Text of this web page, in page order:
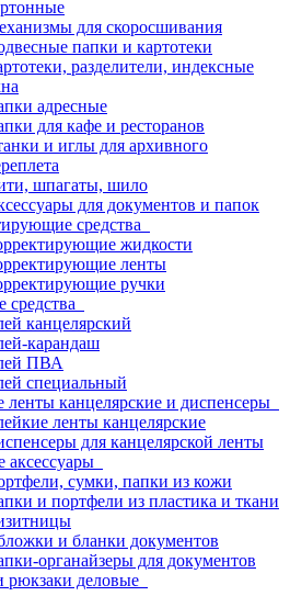
для скоросшивания
папки и картотеки
разделители, индексные
адресные
для кафе и ресторанов
и иглы для архивного
шпагаты, шило
для документов и папок
средства
жидкости
ленты
ручки
средства
канцелярский
карандаш
ПВА
специальный
ленты канцелярские и диспенсеры
ленты канцелярские
для канцелярской ленты
аксессуары
сумки, папки из кожи
и портфели из пластика и ткани
и бланки документов
органайзеры для документов
рюкзаки деловые